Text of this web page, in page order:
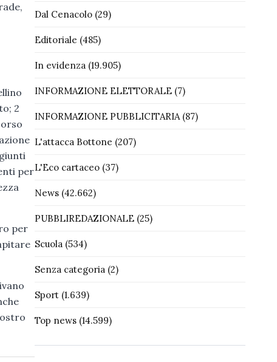
2
per
per
Dal Cenacolo(29)
Editoriale (485)
In evidenza(19.905)
INFORMAZIONE ELETTORALE(7)
INFORMAZIONE PUBBLICITARIA(87)
L'attacca Bottone (207)
L'Eco cartaceo(37)
News(42.662)
PUBBLIREDAZIONALE(25)
Scuola(534)
Senza categoria(2)
Sport(1.639)
Top news(14.599)